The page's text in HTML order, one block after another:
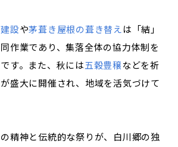
設や茅葺き屋根の葺き替えは「結」
作業であり、集落全体の協力体制を
す。また、秋には五穀豊穣などを祈
が盛大に開催され、地域を活気づけて
精神と伝統的な祭りが、白川郷の独